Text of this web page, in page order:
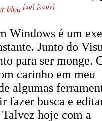
blog [up] [copy]
Windows é um
Junto do
para ser monge.
carinho em meu
algumas
fazer busca e
hoje com a